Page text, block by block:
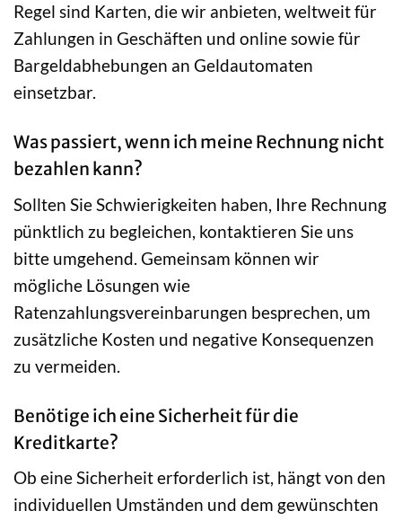
Regel sind Karten, die wir anbieten, weltweit für
Zahlungen in Geschäften und online sowie für
Bargeldabhebungen an Geldautomaten
einsetzbar.
Was passiert, wenn ich meine Rechnung nicht
bezahlen kann?
Sollten Sie Schwierigkeiten haben, Ihre Rechnung
pünktlich zu begleichen, kontaktieren Sie uns
bitte umgehend. Gemeinsam können wir
mögliche Lösungen wie
Ratenzahlungsvereinbarungen besprechen, um
zusätzliche Kosten und negative Konsequenzen
zu vermeiden.
Benötige ich eine Sicherheit für die
Kreditkarte?
Ob eine Sicherheit erforderlich ist, hängt von den
individuellen Umständen und dem gewünschten